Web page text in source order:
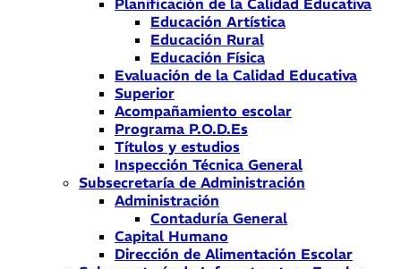
Planificación de la Calidad Educativa
Educación Artística
Educación Rural
Educación Física
Evaluación de la Calidad Educativa
Superior
Acompañamiento escolar
Programa P.O.D.Es
Títulos y estudios
Inspección Técnica General
Subsecretaría de Administración
Administración
Contaduría General
Capital Humano
Dirección de Alimentación Escolar